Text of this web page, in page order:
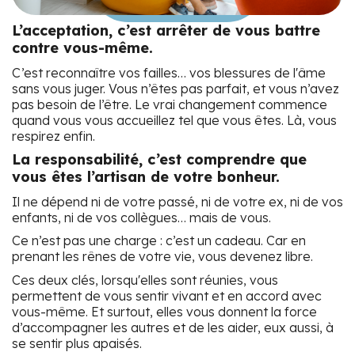
L’acceptation, c’est arrêter de vous battre
contre vous-même.
C’est reconnaître vos failles… vos blessures de l'âme
sans vous juger. Vous n’êtes pas parfait, et vous n’avez
pas besoin de l’être. Le vrai changement commence
quand vous vous accueillez tel que vous êtes. Là, vous
respirez enfin.
La responsabilité, c’est comprendre que
vous êtes l’artisan de votre bonheur.
Il ne dépend ni de votre passé, ni de votre ex, ni de vos
enfants, ni de vos collègues… mais de vous.
Ce n’est pas une charge : c’est un cadeau. Car en
prenant les rênes de votre vie, vous devenez libre.
Ces deux clés, lorsqu'elles sont réunies, vous
permettent de vous sentir vivant et en accord avec
vous-même. Et surtout, elles vous donnent la force
d’accompagner les autres et de les aider, eux aussi, à
se sentir plus apaisés.